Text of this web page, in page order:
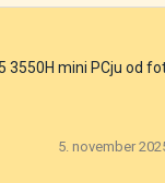
mini PCju od
5. november